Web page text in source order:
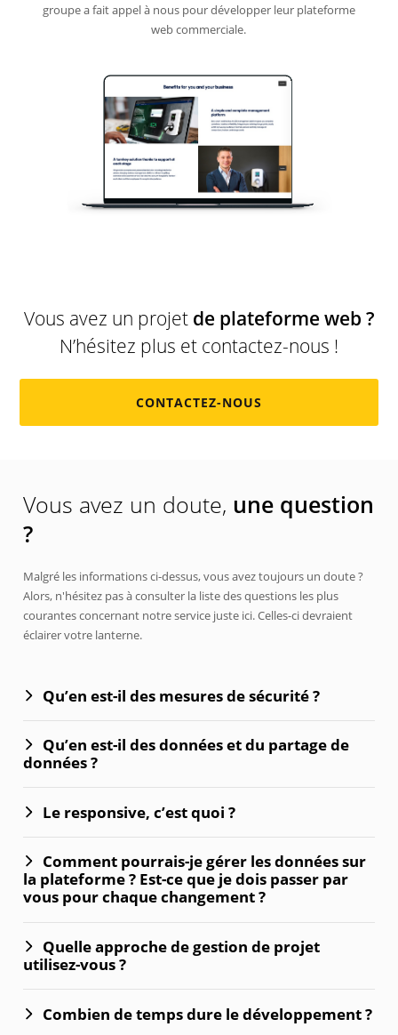
groupe a fait appel à nous pour développer leur plateforme
web commerciale.
Vous avez un projet de plateforme web ?
N’hésitez plus et contactez-nous !
CONTACTEZ-NOUS
Vous avez un doute, une question
?
Malgré les informations ci-dessus, vous avez toujours un doute ?
Alors, n'hésitez pas à consulter la liste des questions les plus
courantes concernant notre service juste ici. Celles-ci devraient
éclairer votre lanterne.
Qu’en est-il des mesures de sécurité ?
Qu’en est-il des données et du partage de
données ?
Le responsive, c’est quoi ?
Comment pourrais-je gérer les données sur
la plateforme ? Est-ce que je dois passer par
vous pour chaque changement ?
Quelle approche de gestion de projet
utilisez-vous ?
Combien de temps dure le développement ?